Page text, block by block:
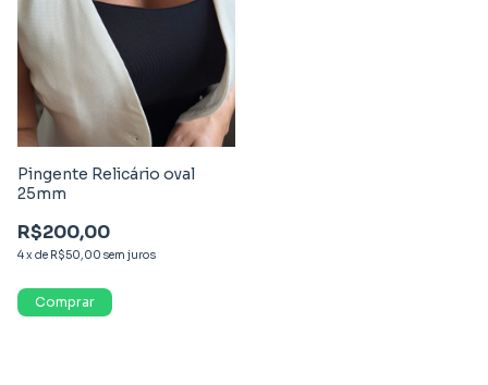
Pingente Relicário oval
25mm
R$200,00
4x de R$50,00 sem juros